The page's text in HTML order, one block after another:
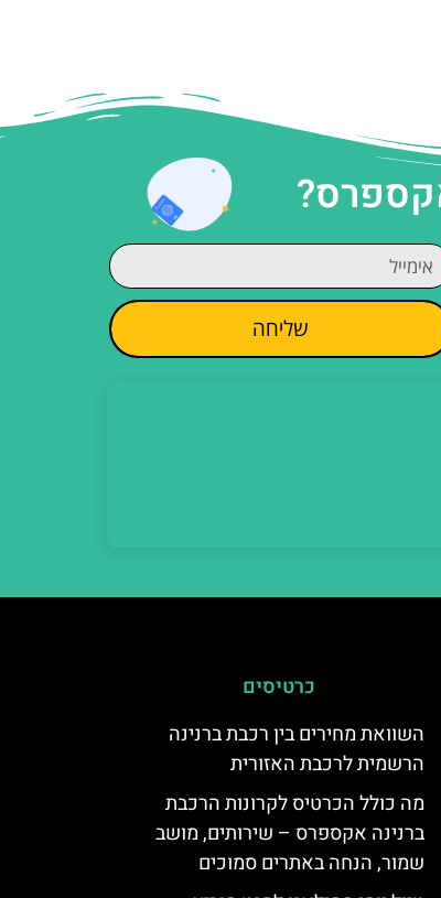
שליחה
כרטיסים
השוואת מחירים בין רכבת ברנינה
הרשמית לרכבת האזורית
מה כולל הכרטיס לקרונות הרכבת
ברנינה אקספרס – שירותים, מושב
שמור, הנחה באתרים סמוכים